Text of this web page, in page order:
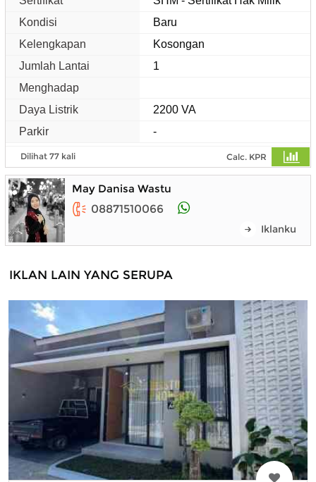
Kondisi
Baru
Kelengkapan
Kosongan
Jumlah Lantai
1
Menghadap
Daya Listrik
2200 VA
Parkir
-
Dilihat 77 kali Calc. KPR
May Danisa Wastu
08871510066
Iklanku
IKLAN LAIN YANG SERUPA